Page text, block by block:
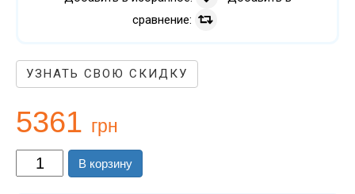
сравнение:
УЗНАТЬ СВОЮ СКИДКУ
5361 грн
В корзину